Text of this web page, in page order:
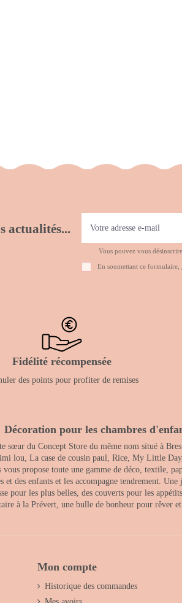
actualités...
Vous pouvez vous
En soumettant ce formulaire,
Fidélité récompensée
des points pour profiter de remises
Décoration pour les chambres
du Concept Store du même nom situé à
lou, La case de cousin paul, Rice, My Little
propose toute une gamme de déco, textile,
des enfants et les accompagne tendrement.
pour les plus belles, des couverts pour les
à la Prévert, une bulle de bonheur pour rêver
Mon compte
Historique des commandes